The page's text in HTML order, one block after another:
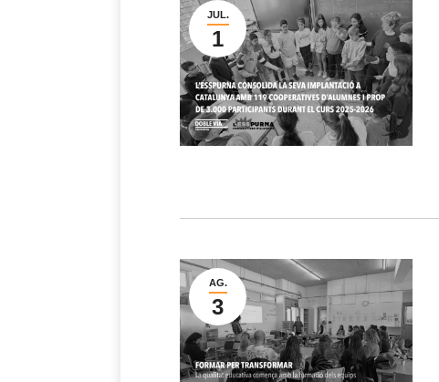
JUL.
1
AG.
3